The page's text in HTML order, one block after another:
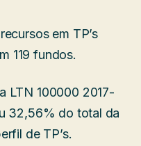
em TP’s
119 fundos.
LTN 100000 2017-
32,56% do total da
de TP’s.